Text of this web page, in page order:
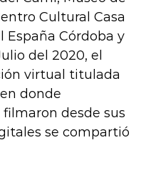
Cultural Casa
España Córdoba y
del 2020, el
virtual titulada
donde
desde sus
se compartió